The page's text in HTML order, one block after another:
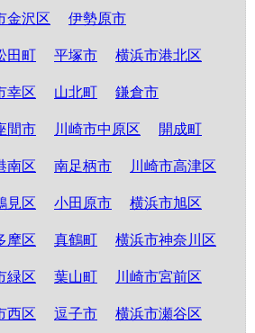
金沢区 伊勢原市
田町 平塚市 横浜市港北区
幸区 山北町 鎌倉市
間市 川崎市中原区 開成町
南区 南足柄市 川崎市高津区
見区 小田原市 横浜市旭区
摩区 真鶴町 横浜市神奈川区
緑区 葉山町 川崎市宮前区
西区 逗子市 横浜市瀬谷区